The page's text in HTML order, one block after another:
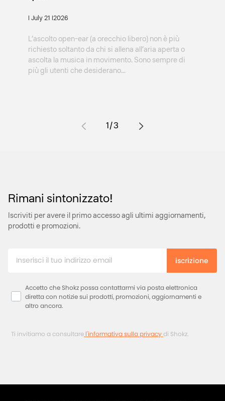
| July 21 |2026
L’ascolto open-ear (a orecchio libero) non è più
richiesto soltanto da chi si allena all’aria aperta o
ascolta la musica in movimento. Sono sempre di
più gli utenti che desiderano...
1 /su
3
Rimani sintonizzato!
Iscriviti per avere il primo accesso agli ultimi aggiornamenti,
prodotti e promozioni.
iscrizione
Accetto che Shokz possa contattarmi via posta elettronica
diretta con notizie sui prodotti, promozioni, aggiornamenti e
altro ancora.
Ti invitiamo a consultare l'informativa sulla privacydi Shokz.